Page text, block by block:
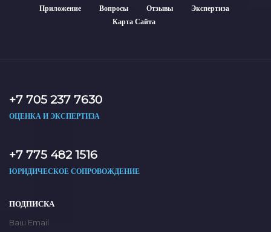
Приложение
Вопросы Отзывы
Экспертиза
Карта Сайта
+7 705 237 7630
ОЦЕНКА И ЭКСПЕРТИЗА
+7 775 482 1516
ЮРИДИЧЕСКОЕ СОПРОВОЖДЕНИЕ
ПОДПИСКА